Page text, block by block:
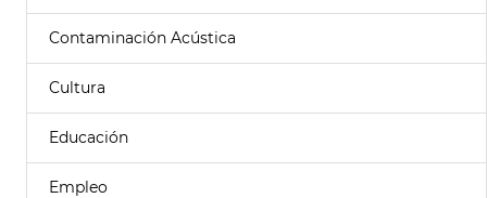
Contaminación Acústica
Cultura
Educación
Empleo